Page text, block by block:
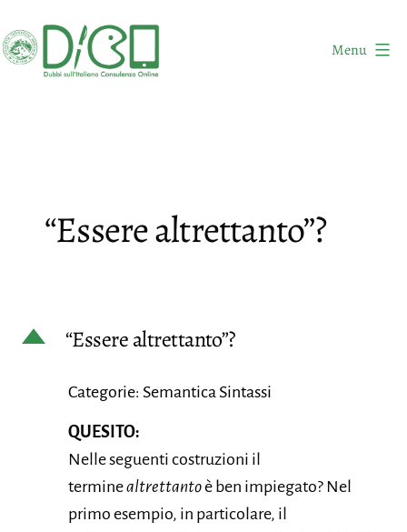
al
contenuto
Online
Menu
“Essere altrettanto”?
D “Essere altrettanto”?
Categorie: Semantica Sintassi
QUESITO:
Nelle seguenti costruzioni il
terminealtrettantoè ben impiegato? Nel
primo esempio, in particolare, il